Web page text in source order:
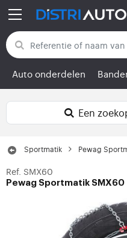
Terug naar categorieën
Auto onderdelen
Een
Sportmatik Pewag
Ref. SMX60
Pewag Sportmatik SMX60